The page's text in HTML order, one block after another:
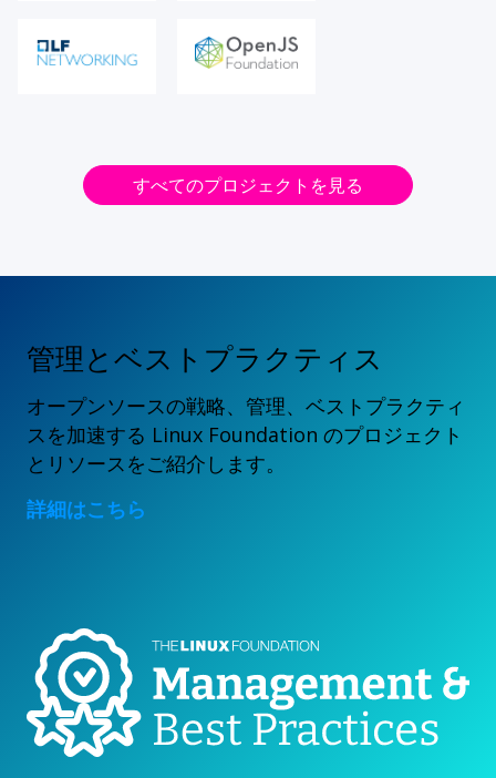
すべてのプロジェクトを見る
管理とベストプラクティス
オープンソースの戦略、管理、ベストプラクティ
スを加速する Linux Foundation のプロジェクト
とリソースをご紹介します。
詳細はこちら